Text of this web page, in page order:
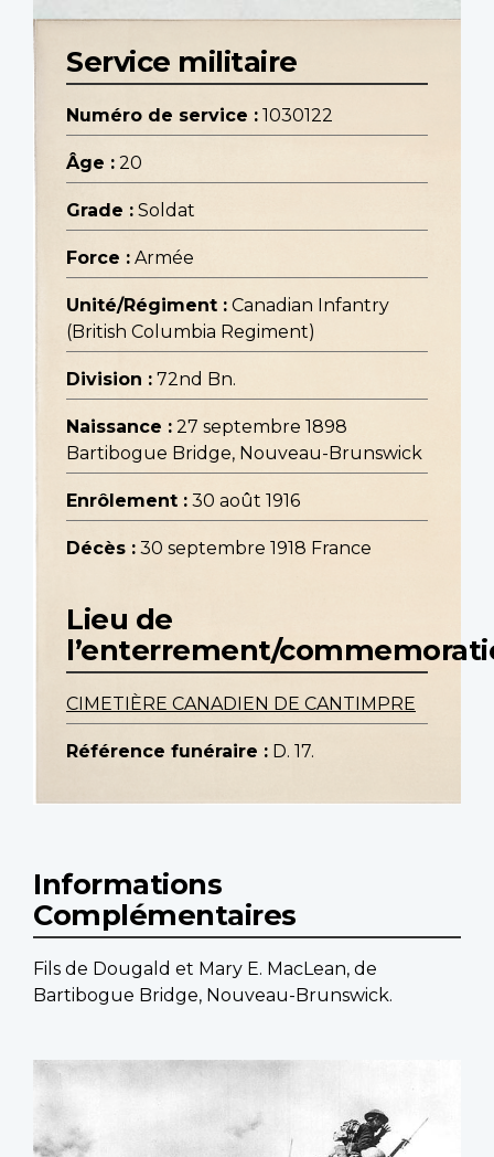
Service militaire
Numéro de service : 1030122
Âge : 20
Grade : Soldat
Force : Armée
Unité/Régiment : Canadian Infantry
(British Columbia Regiment)
Division : 72nd Bn.
Naissance : 27 septembre 1898
Bartibogue Bridge, Nouveau-Brunswick
Enrôlement : 30 août 1916
Décès : 30 septembre 1918 France
Lieu de
l’enterrement/
CIMETIÈRE CANADIEN DE CANTIMPRE
Référence funéraire : D. 17.
Informations
Complémentaires
Fils de Dougald et Mary E. MacLean, de
Bartibogue Bridge, Nouveau-Brunswick.